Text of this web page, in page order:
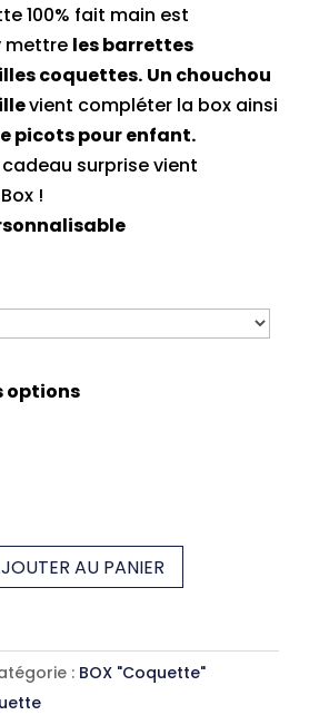
100% fait main est
mettre les barrettes
coquettes. Un chouchou
vient compléter la box ainsi
picots pour enfant.
surprise vient
!
options
AU PANIER
: BOX "Coquette"